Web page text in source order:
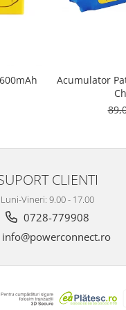
Acumulator
CLIENTI
Luni-Vineri: 9.00 - 17.00
0728-779908
info@powerconnect.ro